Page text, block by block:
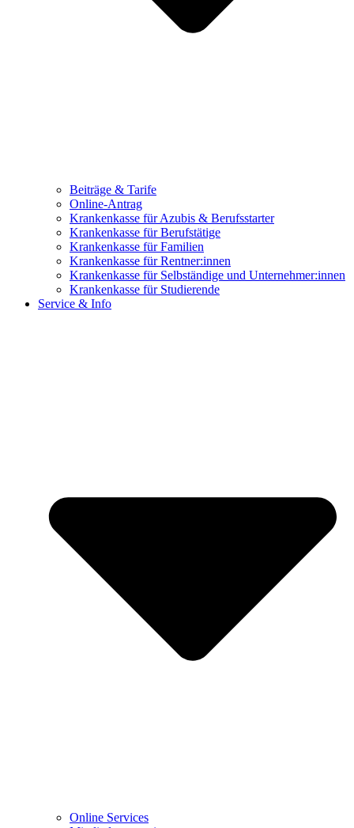
Beiträge & Tarife
Online-Antrag
Krankenkasse für Azubis & Berufsstarter
Krankenkasse für Berufstätige
Krankenkasse für Familien
Krankenkasse für Rentner:innen
Krankenkasse für Selbständige und Unternehmer:innen
Krankenkasse für Studierende
Service & Info
Online Services